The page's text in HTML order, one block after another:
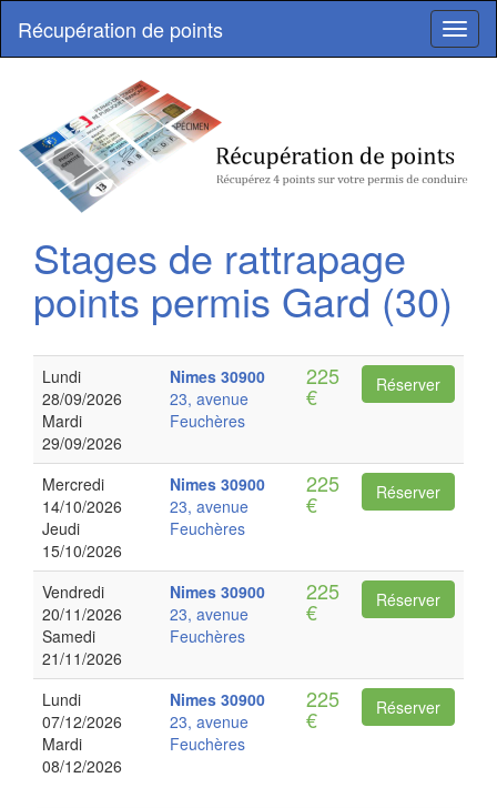
Récupération de points
Stages de rattrapage
points permis Gard (30)
Lundi
28/09/2026
Mardi
29/09/2026
Nimes 30900
23, avenue
Feuchères
225
€ Réserver
Mercredi
14/10/2026
Jeudi
15/10/2026
Nimes 30900
23, avenue
Feuchères
225
€ Réserver
Vendredi
20/11/2026
Samedi
21/11/2026
Nimes 30900
23, avenue
Feuchères
225
€ Réserver
Lundi
07/12/2026
Mardi
08/12/2026
Nimes 30900
23, avenue
Feuchères
225
€ Réserver